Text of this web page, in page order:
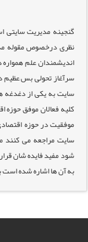
گنجینه مدیریت سایتی
نظری درخصوص مقوله
اندیشمندان علم
سرآغاز تحولی بس
سایت به یکی از دغدغه
کلیه فعالان موفق حوزه
موفقیت در حوزه
سایت مراجعه می کنند
شود مفید فایده شان
به آن ها اشاره شده است